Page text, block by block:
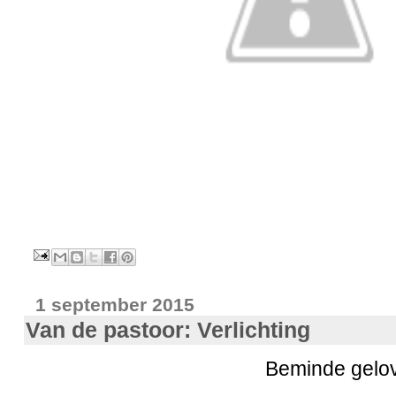
1 september 2015
Van de pastoor: Verlichting
Beminde